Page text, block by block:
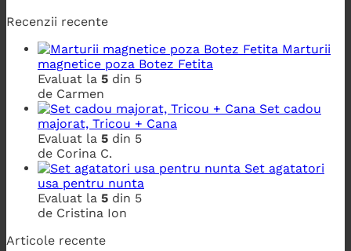
Recenzii recente
Marturii
magnetice poza Botez Fetita
Evaluat la 5 din 5
de Carmen
Set cadou
majorat, Tricou + Cana
Evaluat la 5 din 5
de Corina C.
Set agatatori
usa pentru nunta
Evaluat la 5 din 5
de Cristina Ion
Articole recente